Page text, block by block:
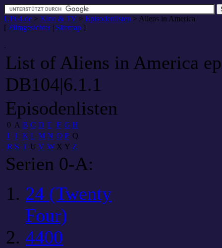
UP64.de > Kino & TV > Episodenlisten > Aliens in America
[ Filmgesichter| Sitemap ]
.
List of Aliens in America
DB104|6.1.1
Episodenlisten
0 A B C D E F G H
I J K L M N O P Q
R S T U V W X Y Z
Serien 0-A:
24 (Twenty
Four)
4400